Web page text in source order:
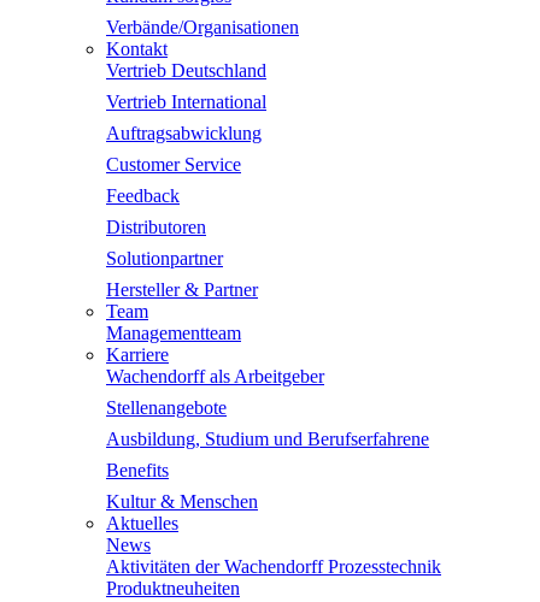
Verbände/Organisationen
Kontakt
Vertrieb Deutschland
Vertrieb International
Auftragsabwicklung
Customer Service
Feedback
Distributoren
Solutionpartner
Hersteller & Partner
Team
Managementteam
Karriere
Wachendorff als Arbeitgeber
Stellenangebote
Ausbildung, Studium und Berufserfahrene
Benefits
Kultur & Menschen
Aktuelles
News
Aktivitäten der Wachendorff Prozesstechnik
Produktneuheiten